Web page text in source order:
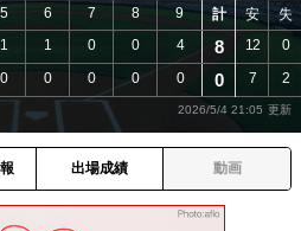
5 6 7 8
9
1 1 0 0
4
0 0 0 0 0
計 安 失
8 12 0
0 7 2
2026/5/4 21:05
出場成績 動画